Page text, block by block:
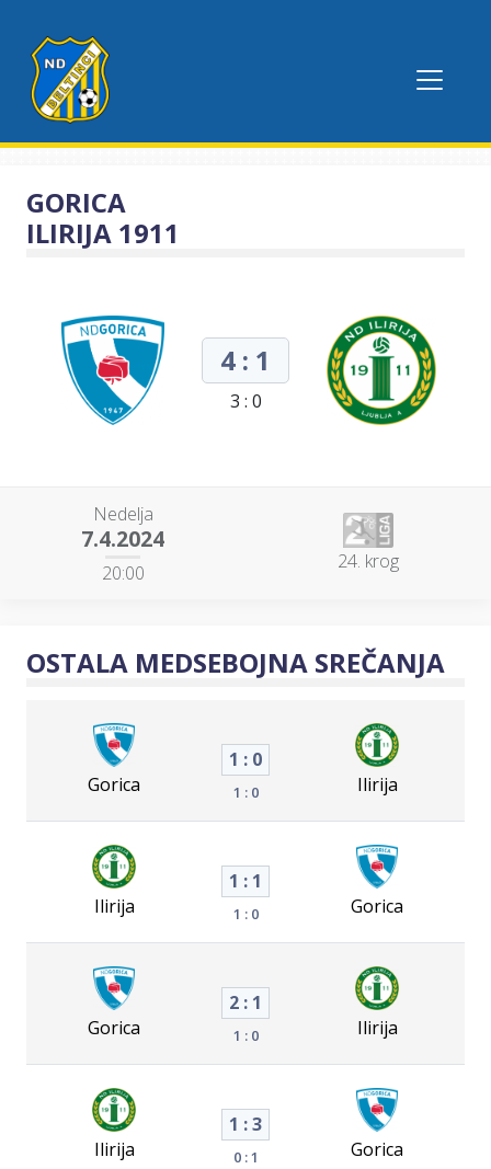
GORICA
ILIRIJA 1911
4 : 1
3 : 0
Nedelja
7.4.2024
20:00 24. krog
OSTALA MEDSEBOJNA SREČANJA
Gorica
1 : 0
1 : 0 Ilirija
Ilirija
1 : 1
1 : 0 Gorica
Gorica
2 : 1
1 : 0 Ilirija
Ilirija
1 : 3
0 : 1 Gorica